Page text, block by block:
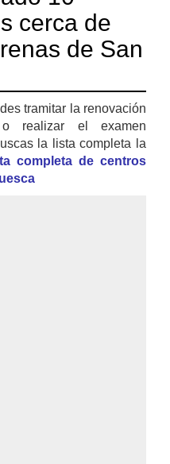
cerca de
de San
tramitar la renovación
realizar el examen
la lista completa la
completa de centros